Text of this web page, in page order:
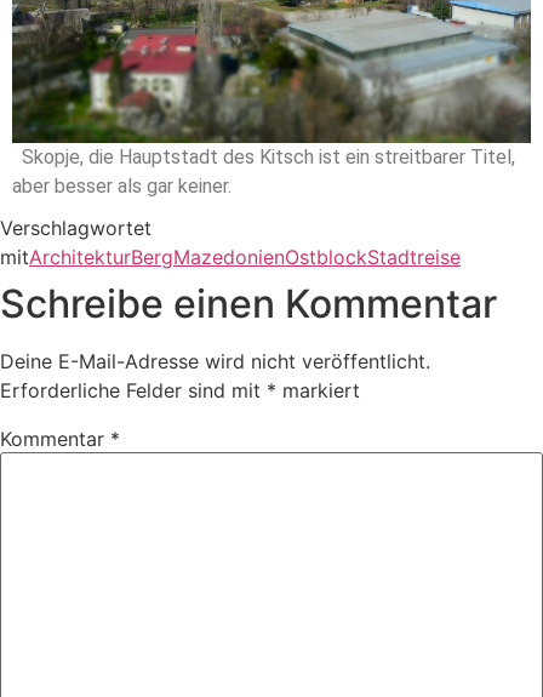
Skopje, die Hauptstadt des Kitsch ist ein streitbarer Titel,
aber besser als gar keiner.
Verschlagwortet
mitArchitekturBergMazedonienOstblockStadtreise
Schreibe einen Kommentar
Deine E-Mail-Adresse wird nicht veröffentlicht.
Erforderliche Felder sind mit * markiert
Kommentar *